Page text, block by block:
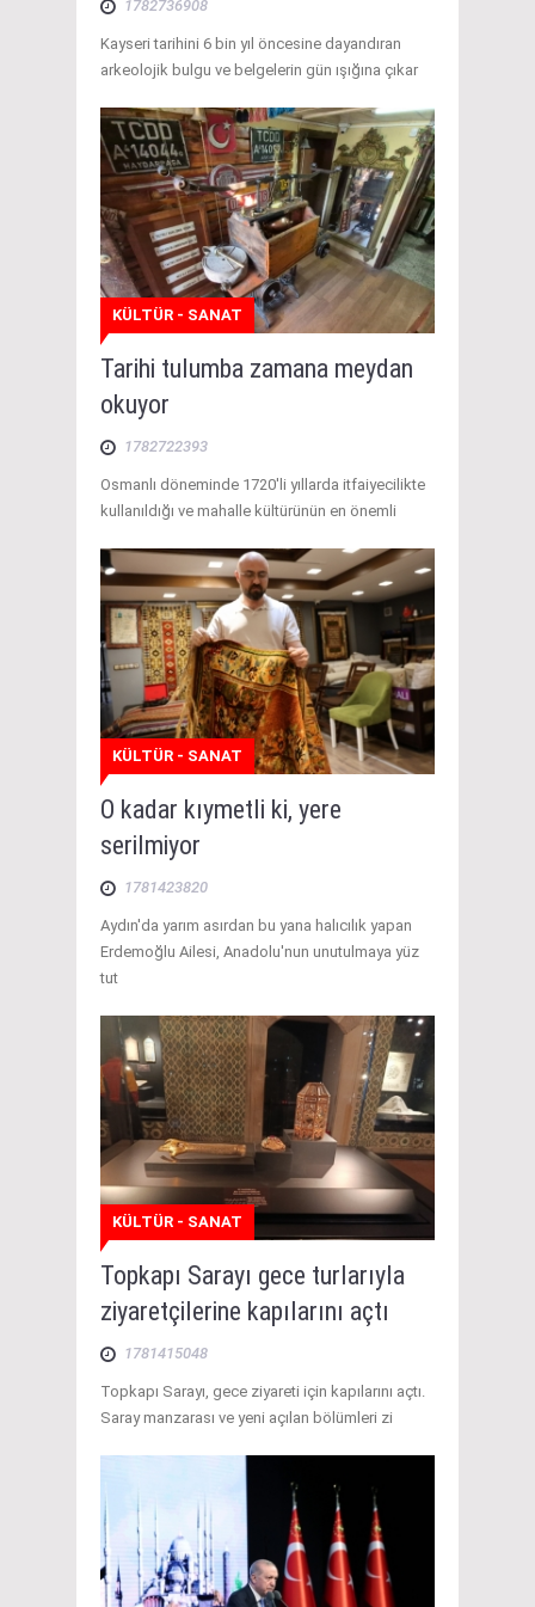
1782736908
Kayseri tarihini 6 bin yıl öncesine dayandıran
arkeolojik bulgu ve belgelerin gün ışığına çıkar
KÜLTÜR - SANAT
Tarihi tulumba zamana meydan
okuyor
1782722393
Osmanlı döneminde 1720'li yıllarda itfaiyecilikte
kullanıldığı ve mahalle kültürünün en önemli
KÜLTÜR - SANAT
O kadar kıymetli ki, yere
serilmiyor
1781423820
Aydın'da yarım asırdan bu yana halıcılık yapan
Erdemoğlu Ailesi, Anadolu'nun unutulmaya yüz
tut
KÜLTÜR - SANAT
Topkapı Sarayı gece turlarıyla
ziyaretçilerine kapılarını açtı
1781415048
Topkapı Sarayı, gece ziyareti için kapılarını açtı.
Saray manzarası ve yeni açılan bölümleri zi